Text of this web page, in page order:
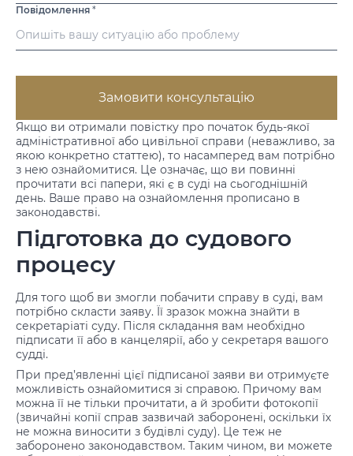
Якщо ви отримали повістку про початок будь-якої
адміністративної або цивільної справи (неважливо, за
якою конкретно статтею), то насамперед вам потрібно
з нею ознайомитися. Це означає, що ви повинні
прочитати всі папери, які є в суді на сьогоднішній
день. Ваше право на ознайомлення прописано в
законодавстві.
Підготовка до судового
процесу
Для того щоб ви змогли побачити справу в суді, вам
потрібно скласти заяву. Її зразок можна знайти в
секретаріаті суду. Після складання вам необхідно
підписати її або в канцелярії, або у секретаря вашого
судді.
При пред’явленні цієї підписаної заяви ви отримуєте
можливість ознайомитися зі справою. Причому вам
можна її не тільки прочитати, а й зробити фотокопії
(звичайні копії справ зазвичай заборонені, оскільки їх
не можна виносити з будівлі суду). Це теж не
заборонено законодавством. Таким чином, ви можете
Повідомлення *
Замовити консультацію